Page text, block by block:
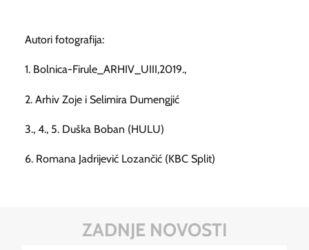
Autori fotografija:
1. Bolnica-Firule_ARHIV_UIII,2019.,
2. Arhiv Zoje i Selimira Dumengjić
3., 4., 5. Duška Boban (HULU)
6. Romana Jadrijević Lozančić (KBC Split)
ZADNJE NOVOSTI